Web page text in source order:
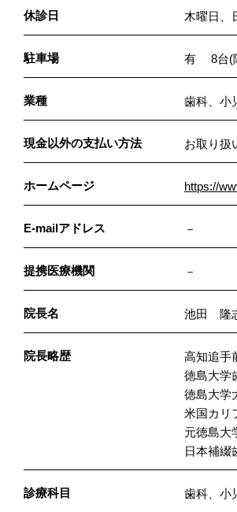
休診日 木曜日、
駐車場 有 8台(
業種 歯科、小
現金以外の支払い方法 お取り扱
ホームページ https://
E-mailアドレス －
提携医療機関 －
院長名 池田 隆
院長略歴
高知追手
徳島大学
徳島大学
米国カリ
元徳島大
日本補綴
診療科目 歯科、小